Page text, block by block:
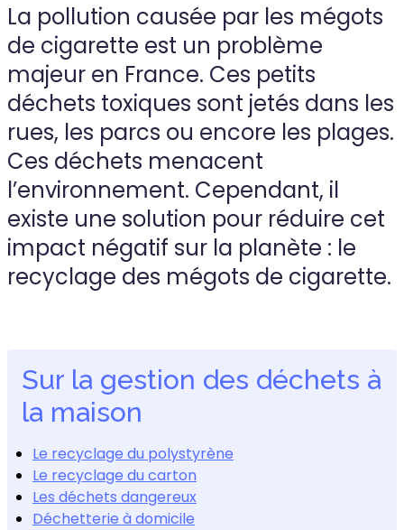
La pollution causée par les mégots
de cigarette est un problème
majeur en France. Ces petits
déchets toxiques sont jetés dans les
rues, les parcs ou encore les plages.
Ces déchets menacent
l’environnement. Cependant, il
existe une solution pour réduire cet
impact négatif sur la planète : le
recyclage des mégots de cigarette.
Sur la gestion des déchets à
la maison
Le recyclage du polystyrène
Le recyclage du carton
Les déchets dangereux
Déchetterie à domicile